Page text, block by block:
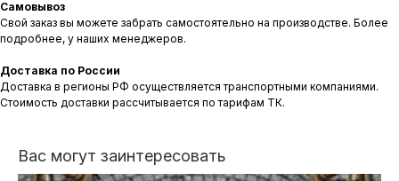
Самовывоз
Свой заказ вы можете забрать самостоятельно на производстве. Более
подробнее, у наших менеджеров.
Доставка по России
Доставка в регионы РФ осуществляется транспортными компаниями.
Стоимость доставки рассчитывается по тарифам ТК.
Вас могут заинтересовать